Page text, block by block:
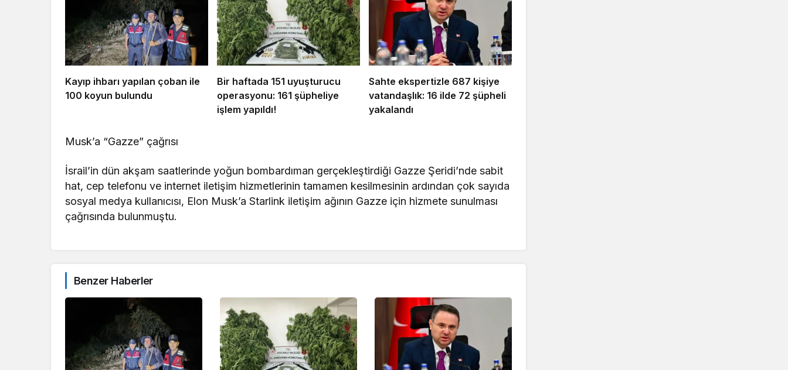
Kayıp ihbarı yapılan çoban ile
100 koyun bulundu
Bir haftada 151 uyuşturucu
operasyonu: 161 şüpheliye
işlem yapıldı!
Sahte ekspertizle 687 kişiye
vatandaşlık: 16 ilde 72 şüpheli
yakalandı
Musk’a “Gazze” çağrısı
İsrail’in dün akşam saatlerinde yoğun bombardıman gerçekleştirdiği Gazze Şeridi’nde sabit
hat, cep telefonu ve internet iletişim hizmetlerinin tamamen kesilmesinin ardından çok sayıda
sosyal medya kullanıcısı, Elon Musk’a Starlink iletişim ağının Gazze için hizmete sunulması
çağrısında bulunmuştu.
Benzer Haberler